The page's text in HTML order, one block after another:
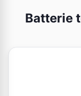
Batterie